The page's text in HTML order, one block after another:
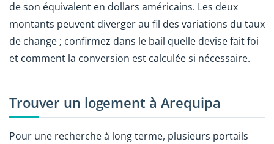
de son équivalent en dollars américains. Les deux
montants peuvent diverger au fil des variations du taux
de change ; confirmez dans le bail quelle devise fait foi
et comment la conversion est calculée si nécessaire.
Trouver un logement à Arequipa
Pour une recherche à long terme, plusieurs portails